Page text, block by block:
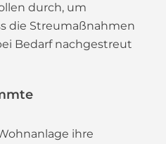
durch, um
die Streumaßnahmen
Bedarf nachgestreut
ihre